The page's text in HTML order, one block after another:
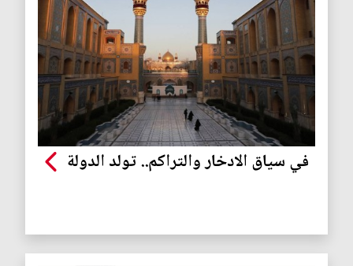
في سياق الادخار والتراكم.. تولد الدولة